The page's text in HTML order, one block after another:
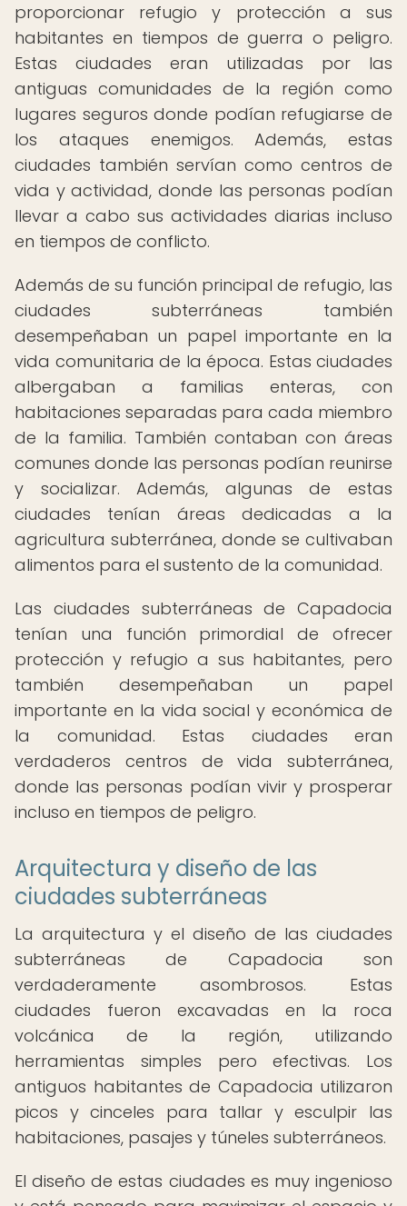
proporcionar refugio y protección a sus
habitantes en tiempos de guerra o peligro.
Estas ciudades eran utilizadas por las
antiguas comunidades de la región como
lugares seguros donde podían refugiarse de
los ataques enemigos. Además, estas
ciudades también servían como centros de
vida y actividad, donde las personas podían
llevar a cabo sus actividades diarias incluso
en tiempos de conflicto.
Además de su función principal de refugio, las
ciudades subterráneas también
desempeñaban un papel importante en la
vida comunitaria de la época. Estas ciudades
albergaban a familias enteras, con
habitaciones separadas para cada miembro
de la familia. También contaban con áreas
comunes donde las personas podían reunirse
y socializar. Además, algunas de estas
ciudades tenían áreas dedicadas a la
agricultura subterránea, donde se cultivaban
alimentos para el sustento de la comunidad.
Las ciudades subterráneas de Capadocia
tenían una función primordial de ofrecer
protección y refugio a sus habitantes, pero
también desempeñaban un papel
importante en la vida social y económica de
la comunidad. Estas ciudades eran
verdaderos centros de vida subterránea,
donde las personas podían vivir y prosperar
incluso en tiempos de peligro.
Arquitectura y diseño de las
ciudades subterráneas
La arquitectura y el diseño de las ciudades
subterráneas de Capadocia son
verdaderamente asombrosos. Estas
ciudades fueron excavadas en la roca
volcánica de la región, utilizando
herramientas simples pero efectivas. Los
antiguos habitantes de Capadocia utilizaron
picos y cinceles para tallar y esculpir las
habitaciones, pasajes y túneles subterráneos.
El diseño de estas ciudades es muy ingenioso